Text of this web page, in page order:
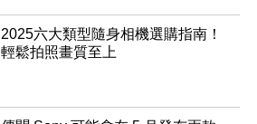
2025六大類型隨身相機選購指南！
輕鬆拍照畫質至上